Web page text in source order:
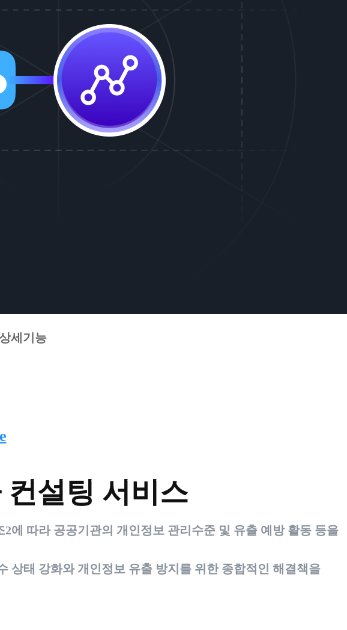
세기능
설팅 서비스
에 따라 공공기관의 개인정보 관리수준 및 유출 예방 활동 등을
상태 강화와 개인정보 유출 방지를 위한 종합적인 해결책을